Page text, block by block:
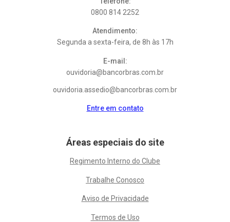
0800 814 2252
Atendimento:
Segunda a sexta-feira, de 8h às 17h
E-mail:
ouvidoria@bancorbras.com.br
ouvidoria.assedio@bancorbras.com.br
Entre em contato
Áreas especiais do site
Regimento Interno do Clube
Trabalhe Conosco
Aviso de Privacidade
Termos de Uso